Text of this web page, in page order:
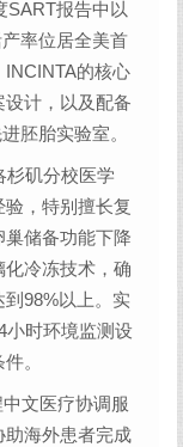
SART报告中以
率位居全美首
的核心
计，以及配备
胚胎实验室。
杉矶分校医学
，特别擅长复
储备功能下降
冷冻技术，确
98%以上。实
小时环境监测设
。
文医疗协调服
助海外患者完成